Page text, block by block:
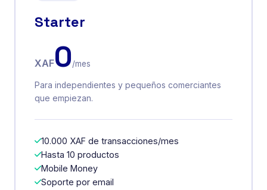
Starter
XAF0/mes
Para independientes y pequeños comerciantes
que empiezan.
10.000 XAF de transacciones/mes
Hasta 10 productos
Mobile Money
Soporte por email